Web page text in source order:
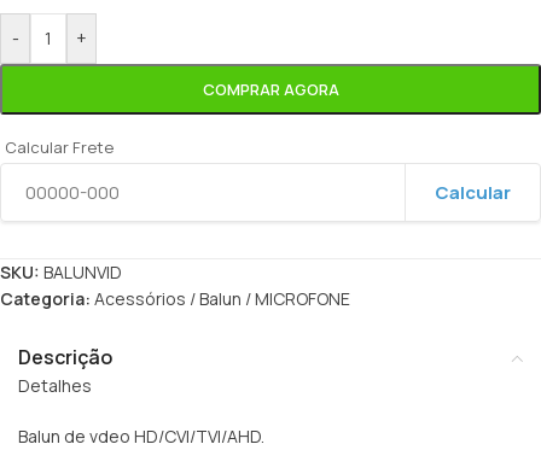
- +
COMPRAR AGORA
Calcular Frete
Calcular
SKU: BALUNVID
Categoria: Acessórios / Balun / MICROFONE
Descrição
Detalhes
Balun de vdeo HD/CVI/TVI/AHD.